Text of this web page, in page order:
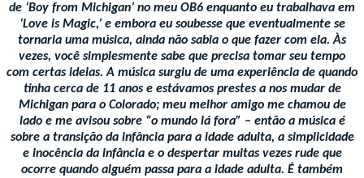
de ‘Boy from Michigan’ no meu OB6 enquanto eu trabalhava em
‘Love is Magic,’ e embora eu soubesse que eventualmente se
tornaria uma música, ainda não sabia o que fazer com ela. Às
vezes, você simplesmente sabe que precisa tomar seu tempo
com certas ideias. A música surgiu de uma experiência de quando
tinha cerca de 11 anos e estávamos prestes a nos mudar de
Michigan para o Colorado; meu melhor amigo me chamou de
lado e me avisou sobre “o mundo lá fora” – então a música é
sobre a transição da infância para a idade adulta, a simplicidade
e inocência da infância e o despertar muitas vezes rude que
ocorre quando alguém passa para a idade adulta. É também